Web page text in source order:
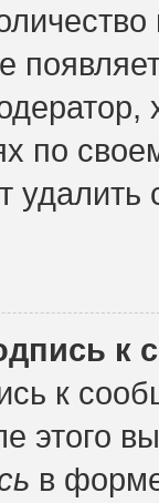
по
к
к
этого
в